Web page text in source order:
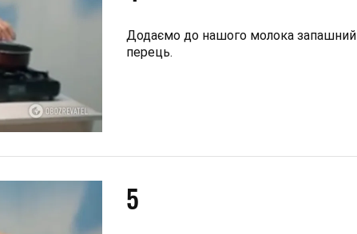
Додаємо до нашого молока запашний
перець.
5